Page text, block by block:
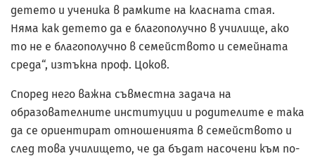
детето и ученика в рамките на класната стая.
Няма как детето да е благополучно в училище, ако
то не е благополучно в семейството и семейната
среда“, изтъкна проф. Цоков.
Според него важна съвместна задача на
образователните институции и родителите е така
да се ориентират отношенията в семейството и
след това училището, че да бъдат насочени към по-